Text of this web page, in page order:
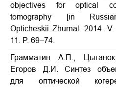
objectives for optical
tomography
[in
Opticheskii Zhurnal. 2014.
11. P. 69–74.
Грамматин А.П.,
Егоров Д.И. Cинтез
для оптической